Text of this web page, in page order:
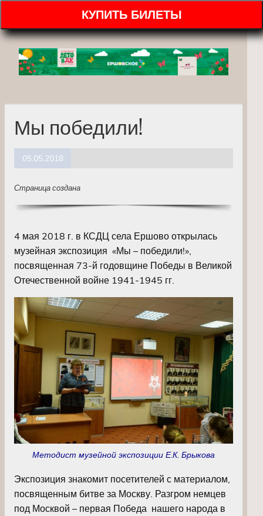
КУПИТЬ БИЛЕТЫ
Мы победили!
05.05.2018
Страница создана
4 мая 2018 г. в КСДЦ села Ершово открылась
музейная экспозиция «Мы – победили!»,
посвященная 73-й годовщине Победы в Великой
Отечественной войне 1941-1945 гг.
Методист музейной экспозиции Е.К. Брыкова
Экспозиция знакомит посетителей с материалом,
посвященным битве за Москву. Разгром немцев
под Москвой – первая Победа нашего народа в